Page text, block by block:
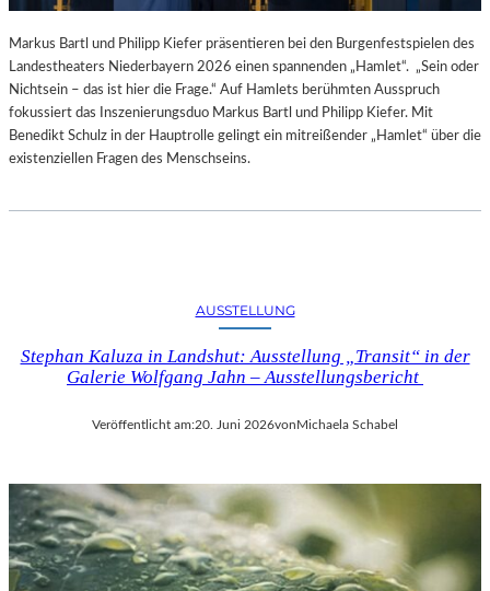
Markus Bartl und Philipp Kiefer präsentieren bei den Burgenfestspielen des
Landestheaters Niederbayern 2026 einen spannenden „Hamlet“. „Sein oder
Nichtsein – das ist hier die Frage.“ Auf Hamlets berühmten Ausspruch
fokussiert das Inszenierungsduo Markus Bartl und Philipp Kiefer. Mit
Benedikt Schulz in der Hauptrolle gelingt ein mitreißender „Hamlet“ über die
existenziellen Fragen des Menschseins.
AUSSTELLUNG
Stephan Kaluza in Landshut: Ausstellung „Transit“ in der
Galerie Wolfgang Jahn – Ausstellungsbericht
Veröffentlicht am:20. Juni 2026vonMichaela Schabel